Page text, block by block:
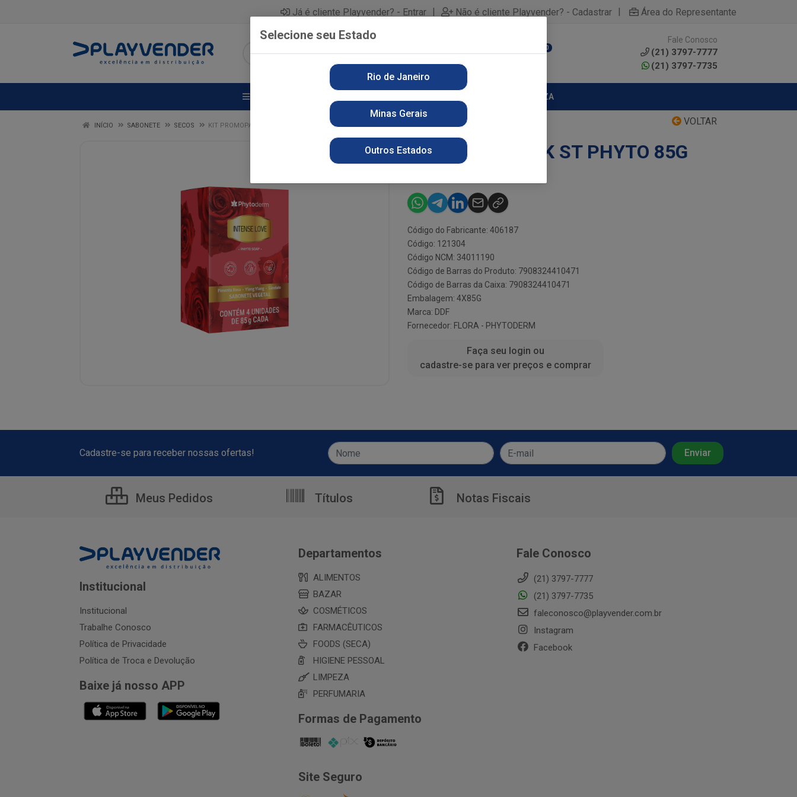
Já é cliente Playvender? - Entrar | Não é cliente Playvender? - Cadastrar | Área do Representante
0
Fale Conosco
(21) 3797-7777
(21) 3797-7735
LIMPEZA
VOLTAR
INÍCIO SABONETE SECOS KIT PROMOPACK ST PHYTO 85G SOAP INT LOVE
KIT PROMOPACK ST PHYTO 85G
Código do Fabricante: 406187
Código: 121304
Código NCM: 34011190
Código de Barras do Produto: 7908324410471
Código de Barras da Caixa: 7908324410471
Embalagem: 4X85G
Marca: DDF
Fornecedor: FLORA - PHYTODERM
Faça seu login ou
cadastre-se para ver preços e comprar
Cadastre-se para receber nossas ofertas!
Meus Pedidos Títulos Notas Fiscais
Institucional
Institucional
Trabalhe Conosco
Política de Privacidade
Política de Troca e Devolução
Baixe já nosso APP
Departamentos
ALIMENTOS
BAZAR
COSMÉTICOS
FARMACÊUTICOS
FOODS (SECA)
HIGIENE PESSOAL
LIMPEZA
PERFUMARIA
Formas de Pagamento
Site Seguro
Fale Conosco
(21) 3797-7777
(21) 3797-7735
faleconosco@playvender.com.br
Instagram
Facebook
Selecione seu Estado
Rio de Janeiro
Minas Gerais
Outros Estados